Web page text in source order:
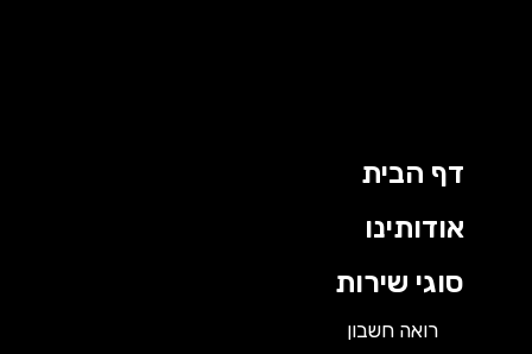
דף הבית
אודותינו
סוגי שירות
רואה חשבון